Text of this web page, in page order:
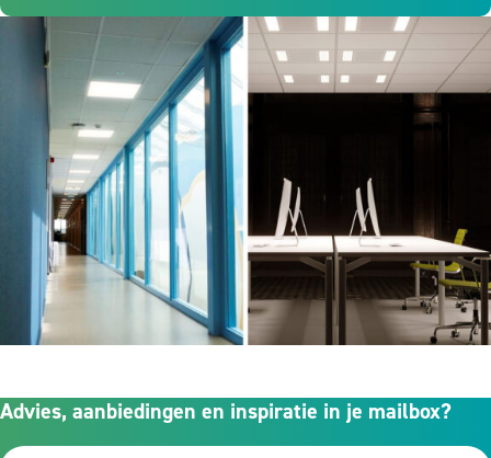
Advies, aanbiedingen en inspiratie in je mailbox?